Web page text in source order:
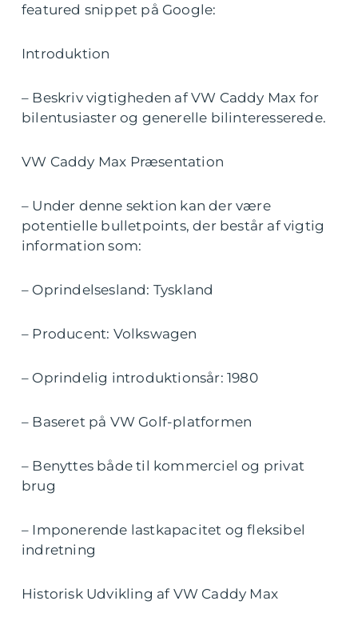
featured snippet på Google:
Introduktion
– Beskriv vigtigheden af VW Caddy Max for
bilentusiaster og generelle bilinteresserede.
VW Caddy Max Præsentation
– Under denne sektion kan der være
potentielle bulletpoints, der består af vigtig
information som:
– Oprindelsesland: Tyskland
– Producent: Volkswagen
– Oprindelig introduktionsår: 1980
– Baseret på VW Golf-platformen
– Benyttes både til kommerciel og privat
brug
– Imponerende lastkapacitet og fleksibel
indretning
Historisk Udvikling af VW Caddy Max